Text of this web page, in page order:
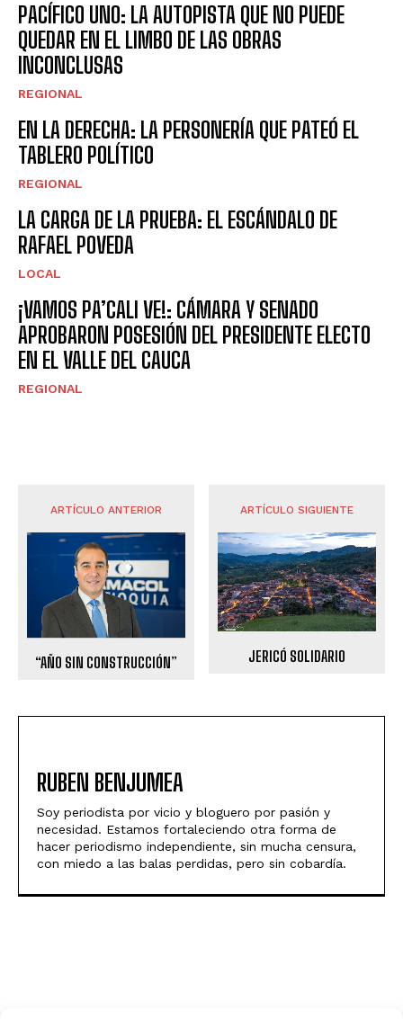
PACÍFICO UNO: LA AUTOPISTA QUE NO PUEDE
QUEDAR EN EL LIMBO DE LAS OBRAS
INCONCLUSAS
REGIONAL
EN LA DERECHA: LA PERSONERÍA QUE PATEÓ EL
TABLERO POLÍTICO
REGIONAL
LA CARGA DE LA PRUEBA: EL ESCÁNDALO DE
RAFAEL POVEDA
LOCAL
¡VAMOS PA’CALI VE!: CÁMARA Y SENADO
APROBARON POSESIÓN DEL PRESIDENTE ELECTO
EN EL VALLE DEL CAUCA
REGIONAL
ARTÍCULO ANTERIOR
“AÑO SIN CONSTRUCCIÓN”
ARTÍCULO SIGUIENTE
JERICÓ SOLIDARIO
RUBEN BENJUMEA
Soy periodista por vicio y bloguero por pasión y
necesidad. Estamos fortaleciendo otra forma de
hacer periodismo independiente, sin mucha censura,
con miedo a las balas perdidas, pero sin cobardía.